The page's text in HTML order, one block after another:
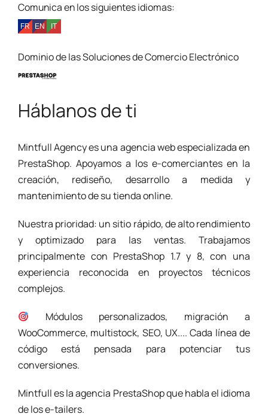
Comunica en los siguientes idiomas:
Dominio de las Soluciones de Comercio Electrónico
Háblanos de ti
Mintfull Agency es una agencia web especializada en
PrestaShop. Apoyamos a los e-comerciantes en la
creación, rediseño, desarrollo a medida y
mantenimiento de su tienda online.
Nuestra prioridad: un sitio rápido, de alto rendimiento
y optimizado para las ventas. Trabajamos
principalmente con PrestaShop 1.7 y 8, con una
experiencia reconocida en proyectos técnicos
complejos.
Módulos personalizados, migración a
WooCommerce, multistock, SEO, UX.... Cada línea de
código está pensada para potenciar tus
conversiones.
Mintfull es la agencia PrestaShop que habla el idioma
de los e-tailers.